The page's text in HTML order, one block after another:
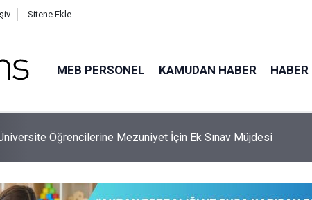
Sitene Ekle
MEB PERSONEL KAMUDAN HABER HABER
Genel Müdürlüğü'ne 6.250 Kişilik Yeni Kadro